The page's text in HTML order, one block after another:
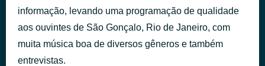
ESPORTE AGORA Bloco1 há 1 hora
informação, levando uma programação de qualidade
aos ouvintes de São Gonçalo, Rio de Janeiro, com
muita música boa de diversos gêneros e também
entrevistas.